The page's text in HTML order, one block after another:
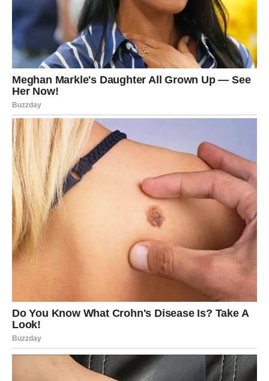
deterdženta,
ili s drugom odećom, aline prepunjavajte perilicu.
Koristitemanju količinu deterdženta nego inačei birajte
dodatno ispiranje ako perilica ima tu opciju.
6. Završno ispiranje:
Ako je moguće, dodajte još jedan krug ispiranja samo s
čistom vodom kako biste bili sigurni da je sve uklonjeno.
Dodatni Saveti i Preporuke
Pored osnovnog postupka, evo još nekoliko korisnih
saveta koji će vam pomoći da vaša odeća duže ostane
besprekorna:
Nemojte koristiti previše deterdženta.
Uvek pratite
uputstvo sa pakovanja. Višak stvara više problema
nego koristi.
Redovno čistite perilicu.Naslage kamenca i
deterdženta unutar mašine mogu dodatno prljati